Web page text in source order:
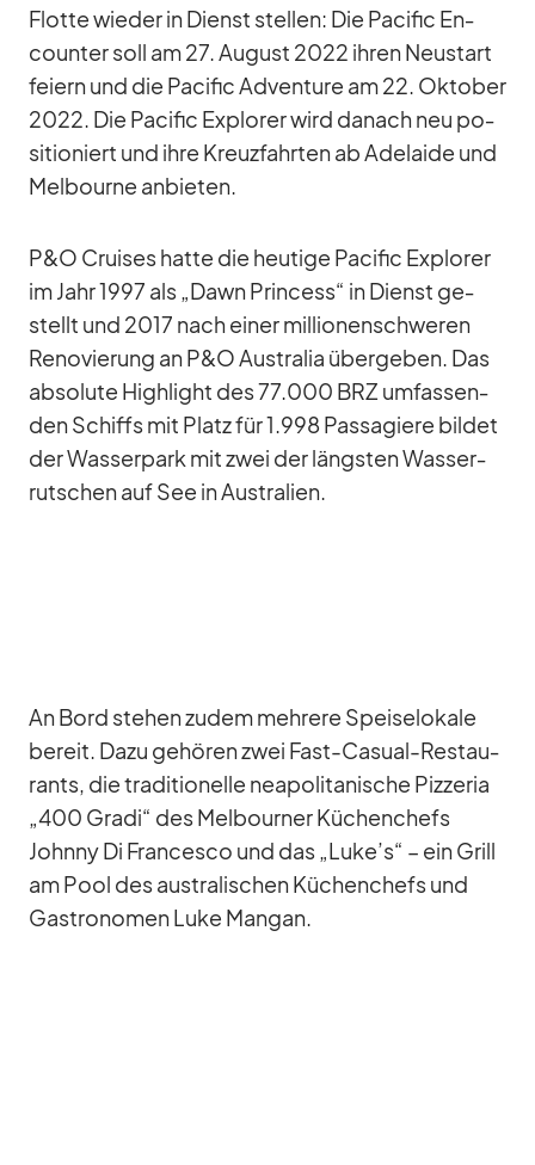
Flotte wie­der in Dienst stel­len: Die Pa­ci­fic En­
coun­ter soll am 27. Au­gust 2022 ih­ren Neu­start
fei­ern und die Pa­ci­fic Ad­ven­ture am 22. Ok­to­ber
2022. Die Pa­ci­fic Ex­plo­rer wird da­nach neu po­
si­tio­niert und ihre Kreuz­fahr­ten ab Ade­laide und
Mel­bourne an­bie­ten.
P&O Crui­ses hatte die heu­tige Pa­ci­fic Ex­plo­rer
im Jahr 1997 als „Dawn Prin­cess“ in Dienst ge­
stellt und 2017 nach ei­ner mil­lio­nen­schwe­ren
Re­no­vie­rung an P&O Aus­tra­lia über­ge­ben. Das
ab­so­lute High­light des 77.000 BRZ um­fas­sen­
den Schiffs mit Platz für 1.998 Pas­sa­giere bil­det
der Was­ser­park mit zwei der längs­ten Was­ser­
rut­schen auf See in Aus­tra­lien.
An Bord ste­hen zu­dem meh­rere Spei­se­lo­kale
be­reit. Dazu ge­hö­ren zwei Fast-Ca­sual-Re­stau­
rants, die tra­di­tio­nelle nea­po­li­ta­ni­sche Piz­ze­ria
„400 Gradi“ des Mel­bour­ner Kü­chen­chefs
Johnny Di Fran­cesco und das „Luke’s“ – ein Grill
am Pool des aus­tra­li­schen Kü­chen­chefs und
Gas­tro­no­men Luke Man­gan.